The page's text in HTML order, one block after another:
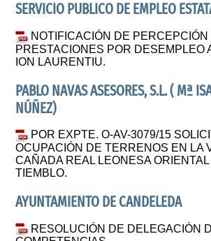
SERVICIO PUBLICO DE EMPLEO
NOTIFICACIÓN DE
PRESTACIONES POR DESEMPLEO
ION LAURENTIU.
PABLO NAVAS ASESORES, S.L. ( Mª
NÚÑEZ)
POR EXPTE. O-AV-3079/15
OCUPACIÓN DE TERRENOS EN LA
CAÑADA REAL LEONESA
TIEMBLO.
AYUNTAMIENTO DE CANDELEDA
RESOLUCIÓN DE DELEGACIÓN